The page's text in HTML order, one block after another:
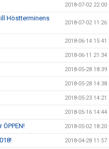
2018-07-02 22:00
Höstterminens
2018-07-02 11:26
2018-06-14 15:41
2018-06-11 21:34
2018-05-28 18:39
2018-05-28 14:38
2018-05-23 14:21
2018-05-16 14:44
2018-05-02 18:20
2018-04-28 11:57